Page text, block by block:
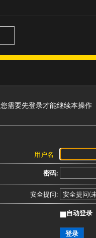
您需要先登录才能继续本操作
用户名
密码:
安全提问:
自动登录
登录